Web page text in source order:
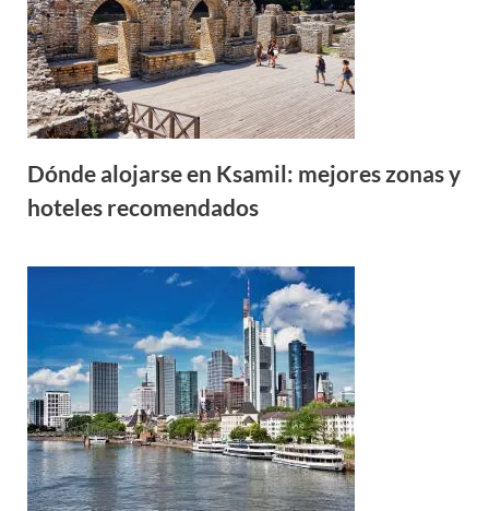
Dónde alojarse en Ksamil: mejores zonas y
hoteles recomendados